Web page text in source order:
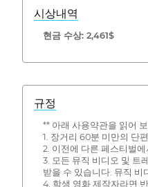
시상내역
현금 수상: 2,461$
규정
** 아래 사용약관을 읽어
1. 장거리 60분 미만의 단
2. 이전에 다른 페스티벌
3. 모든 뮤직 비디오 및 트
받을 수 있습니다. 뮤직 비
4. 학생 영화 제작자라면